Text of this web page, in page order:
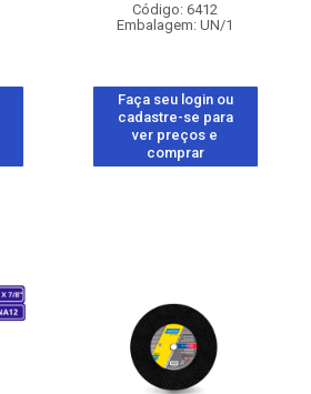
Código: 6412
Embalagem: UN/1
Faça seu login ou
cadastre-se para
ver preços e
comprar